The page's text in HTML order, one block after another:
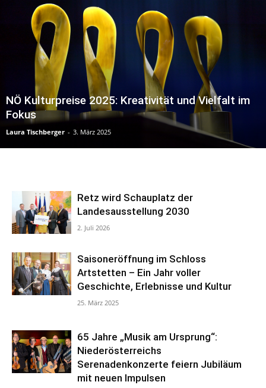
NÖ Kulturpreise 2025: Kreativität und Vielfalt im
Fokus
Laura Tischberger - 3. März 2025
Retz wird Schauplatz der
Landesausstellung 2030
2. Juli 2026
Saisoneröffnung im Schloss
Artstetten – Ein Jahr voller
Geschichte, Erlebnisse und Kultur
25. März 2025
65 Jahre „Musik am Ursprung“:
Niederösterreichs
Serenadenkonzerte feiern Jubiläum
mit neuen Impulsen